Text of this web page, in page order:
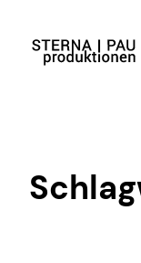
Inhalt
springen